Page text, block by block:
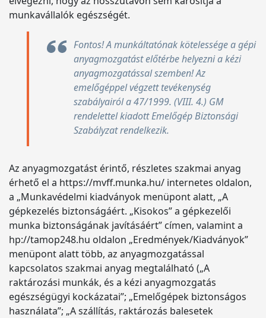
munkavállalók egészségét.
Fontos! A munkáltatónak kötelessége a gépi
anyagmozgatást előtérbe helyezni a kézi
anyagmozgatással szemben! Az
emelőgéppel végzett tevékenység
szabályairól a 47/1999. (VIII. 4.) GM
rendelettel kiadott Emelőgép Biztonsági
Szabályzat rendelkezik.
Az anyagmozgatást érintő, részletes szakmai anyag
érhető el a https://mvff.munka.hu/ internetes oldalon,
a „Munkavédelmi kiadványok menüpont alatt, „A
gépkezelés biztonságáért. „Kisokos” a gépkezelői
munka biztonságának javításáért” címen, valamint a
hp://tamop248.hu oldalon „Eredmények/Kiadványok”
menüpont alatt több, az anyagmozgatással
kapcsolatos szakmai anyag megtalálható („A
raktározási munkák, és a kézi anyagmozgatás
egészségügyi kockázatai”; „Emelőgépek biztonságos
használata”; „A szállítás, raktározás balesetek